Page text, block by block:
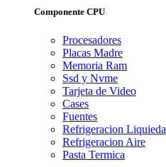
Componente CPU
Procesadores
Placas Madre
Memoria Ram
Ssd y Nvme
Tarjeta de Video
Cases
Fuentes
Refrigeracion Liquieda
Refrigeracion Aire
Pasta Termica